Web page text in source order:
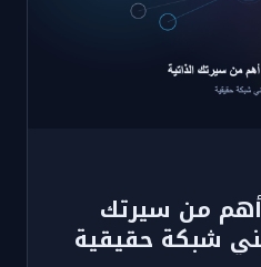
أهم من سيرتك
شبكة حقيقية